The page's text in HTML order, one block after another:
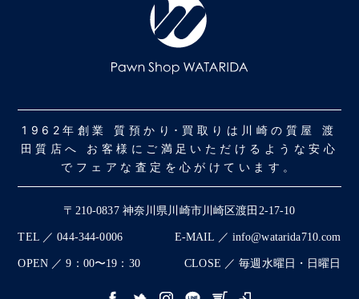
1962年創業 質預かり･買取りは川崎の質屋 渡
田質店へ お客様にご満足いただけるような安心
でフェアな査定を心がけています。
〒210-0837 神奈川県川崎市川崎区渡田2-17-10
TEL ／ 044-344-0006 E-MAIL ／ info@watarida710.com
OPEN ／ 9：00〜19：30 CLOSE ／ 毎週水曜日・日曜日